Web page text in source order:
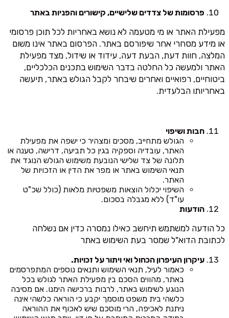
פרסומות של צדדים שלישיים, קישורים והפניות באתר
מפעילת האתר או מי מטעמה לא נושא באחריות לכל תוכן פרסומי
או מידע מסחרי אחר שיפורסם באתר. הפרסום באתר אינו משום
המלצה, חוות דעת, הבעת דעה, עידוד או שידול, מצד מפעילת
האתר ולמעשה כל החלטה בדבר השימוש בתכנים הכלכליים,
ביטוחיים, רפואיים ואחרים שיבחר לקבל הגולש באתר, תיעשה
באחריותו הבלעדית.
חבות ושיפוי
הגולש מתחייב, מסכים ומצהיר כי ישפה את מפעילת
האתר, עובדיה וספקיה בגין כל תביעה, דרישה, טענה או
תלונה של צד שלישי הנובעת משימוש הגולש הנוגד את
תנאי השימוש באתר או מפר את הדין או הזכויות של
האתר.
השיפוי יכלול הוצאות משפטיות מלאות (כולל שכ"ט
עו"ד) ללא מגבלה בסכום.
הודעות
כל הודעה למשתמש תיחשב כאילו נמסרה כדין אם נשלחה
לכתובת הדוא"ל שמסר בעת השימוש באתר
עיקרון העיפרון הכחול ואי ויתור על זכויות.
כאמור לעיל, תנאי השימוש ותנאים נוספים המתפרסמים
באתר, מהווים הסכם בין מפעילת האתר לגולש בכל
הנוגע לשימוש באתר, לרבות ברכישה הימנו. אם מסיבה
כלשהי בית משפט מוסמך יקבע כי הוראה כלשהי אינה
ניתנת לאכיפה, הרי מוסכם שיש לאכוף את ההוראה